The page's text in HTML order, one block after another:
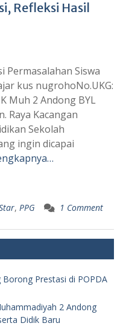
Refleksi Hasil
Permasalahan Siswa
kus nugrohoNo.UKG:
Muh 2 Andong BYL
Raya Kacangan
Sekolah
ingin dicapai
, PPG 1 Comment
Prestasi di POPDA
2 Andong
Didik Baru